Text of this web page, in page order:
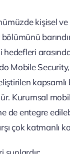
kişisel
hedefleri
Mobile
kapsamlı
Kurumsal
de entegre
çok katmanlı